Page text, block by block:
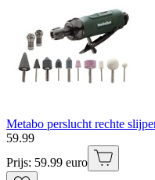
Metabo perslucht rechte
59.99
Prijs: 59.99 euro